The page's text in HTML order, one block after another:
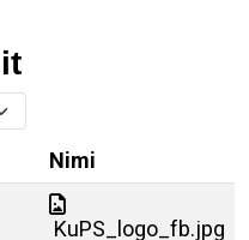
Nimi
KuPS_logo_fb.jpg